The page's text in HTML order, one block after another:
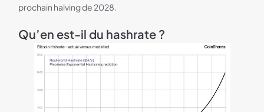
prochain halving de 2028.
Qu’en est-il du hashrate ?